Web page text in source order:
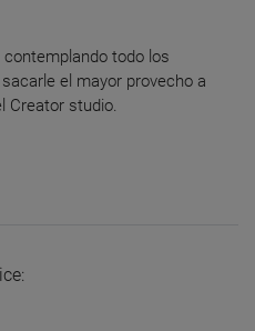
todo los
el mayor provecho a
Creator studio.